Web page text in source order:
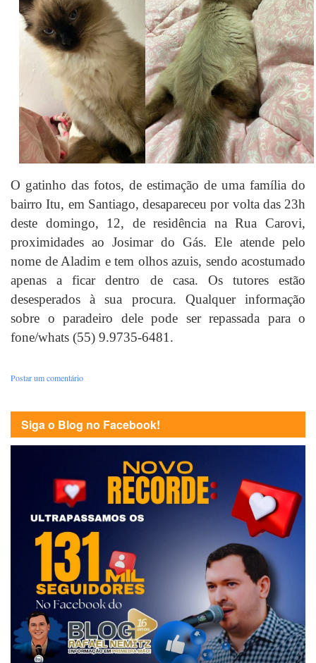
O gatinho das fotos, de estimação de uma família do
bairro Itu, em Santiago, desapareceu por volta das 23h
deste domingo, 12, de residência na Rua Carovi,
proximidades ao Josimar do Gás. Ele atende pelo
nome de Aladim e tem olhos azuis, sendo acostumado
apenas a ficar dentro de casa. Os tutores estão
desesperados à sua procura. Qualquer informação
sobre o paradeiro dele pode ser repassada para o
fone/whats (55) 9.9735-6481.
Postar um comentário
Siga o Blog no Facebook!